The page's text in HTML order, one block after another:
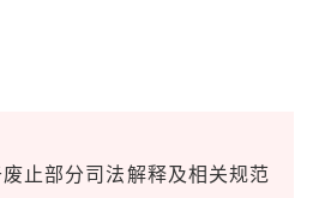
废止部分司法解释及相关规范